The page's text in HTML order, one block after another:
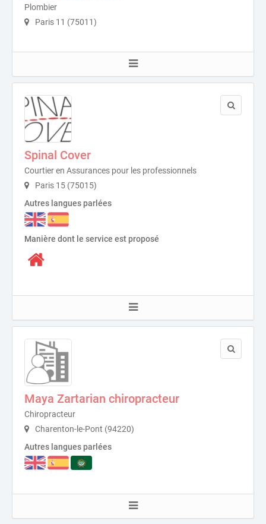
Plombier
Paris 11 (75011)
Spinal Cover
Courtier en Assurances pour les professionnels
Paris 15 (75015)
Autres langues parlées
Manière dont le service est proposé
Maya Zartarian chiropracteur
Chiropracteur
Charenton-le-Pont (94220)
Autres langues parlées